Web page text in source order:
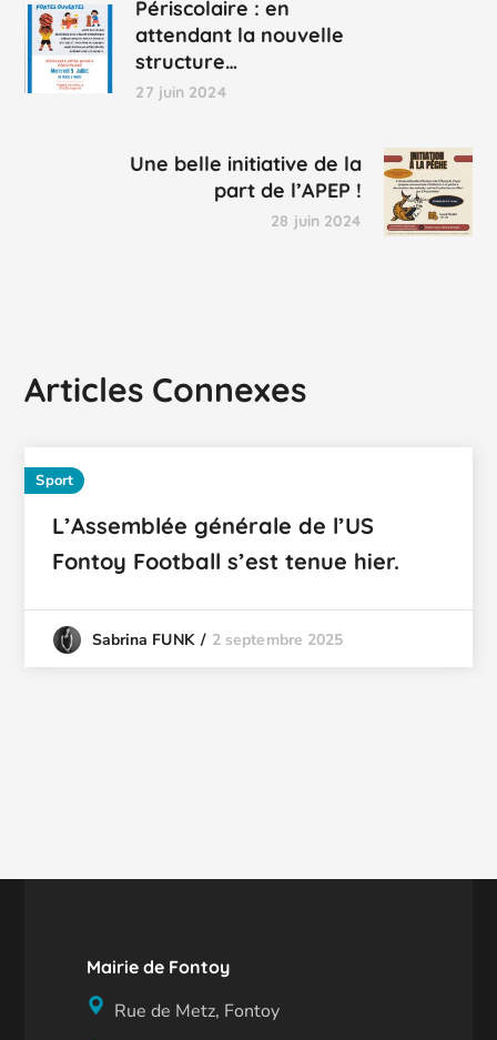
Périscolaire : en
attendant la nouvelle
structure…
27 juin 2024
Une belle initiative de la
part de l’APEP !
28 juin 2024
Articles Connexes
Sport
L’Assemblée générale de l’US
Fontoy Football s’est tenue hier.
Sabrina FUNK 2 septembre 2025
Mairie de Fontoy
Rue de Metz, Fontoy